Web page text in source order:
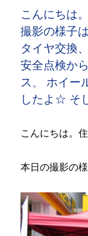
こんにちは
撮影の様子
タイヤ交換
安全点検か
ス、 ホイー
したよ☆ そ
こんにちは。
本日の撮影の